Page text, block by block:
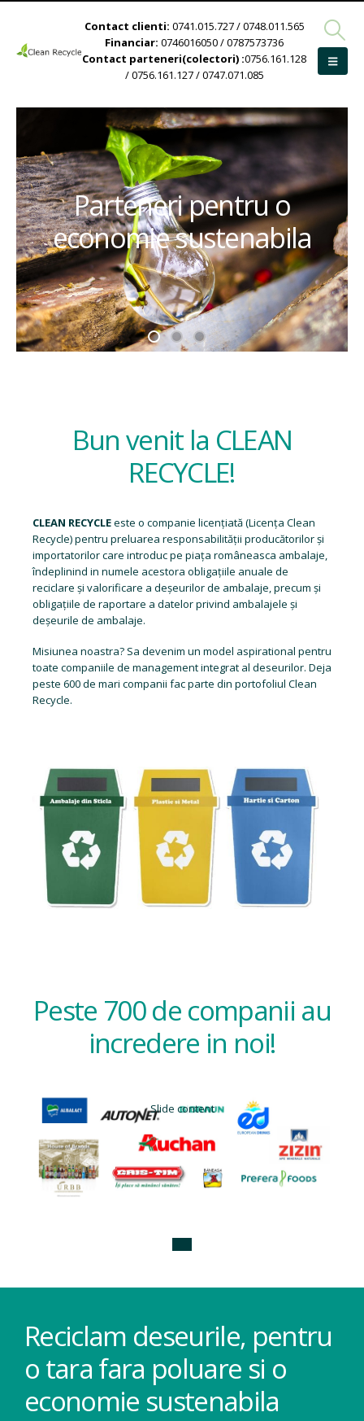
Contact clienti: 0741.015.727 / 0748.011.565
Financiar: 0746016050 / 0787573736
Contact parteneri(colectori) :0756.161.128
/ 0756.161.127 / 0747.071.085
Parteneri pentru o
economie sustenabila
Bun venit la CLEAN
RECYCLE!
CLEAN RECYCLEeste o companie licențiată (Licența Clean
Recycle) pentru preluarea responsabilității producătorilor și
importatorilor care introduc pe piața româneasca ambalaje,
îndeplinind in numele acestora obligațiile anuale de
reciclare și valorificare a deșeurilor de ambalaje, precum și
obligațiile de raportare a datelor privind ambalajele și
deșeurile de ambalaje.
Misiunea noastra? Sa devenim un model aspirational pentru
toate companiile de management integrat al deseurilor. Deja
peste 600 de mari companii fac parte din portofoliul Clean
Recycle.
Peste 700 de companii au
incredere in noi!
Slide content
Reciclam deseurile, pentru
o tara fara poluare si o
economie sustenabila